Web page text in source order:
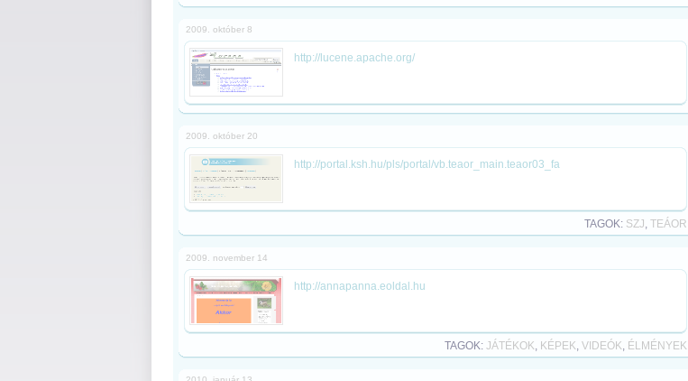
2009. október 8
http://lucene.apache.org/
2009. október 20
http://portal.ksh.hu/pls/portal/vb.teaor_main.teaor03_fa
TAGOK: SZJ, TEÁOR
2009. november 14
http://annapanna.eoldal.hu
TAGOK: JÁTÉKOK, KÉPEK, VIDEÓK, ÉLMÉNYEK